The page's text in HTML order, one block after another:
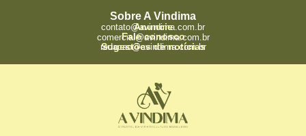
Sobre A Vindima
Anuncie
contato@avindima.com.br
Fale conosco
comercial@avindima.com.br
Sugestões de notícias
redacao@avindima.com.br